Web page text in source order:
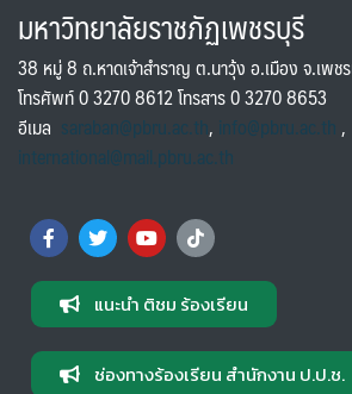
มหาวิทยาลัยราชภัฏเพชรบุรี
38 หมู่ 8 ถ.หาดเจ้าสำราญ ต.นาวุ้ง อ.เมือง จ.เพช
โทรศัพท์ 0 3270 8612 โทรสาร 0 3270 8653
อีเมล saraban@pbru.ac.th, info@pbru.ac.th,
international@mail.pbru.ac.th
แนะนำ ติชม ร้องเรียน
ช่องทางร้องเรียน สำนักงาน ป.ป.ช.